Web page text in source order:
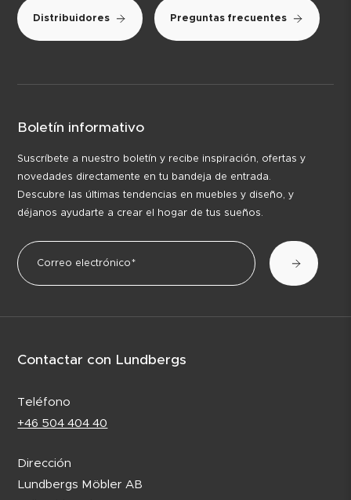
Distribuidores Preguntas frecuentes
Boletín informativo
Suscríbete a nuestro boletín y recibe inspiración, ofertas y
novedades directamente en tu bandeja de entrada.
Descubre las últimas tendencias en muebles y diseño, y
déjanos ayudarte a crear el hogar de tus sueños.
Contactar con Lundbergs
Teléfono
+46 504 404 40
Dirección
Lundbergs Möbler AB